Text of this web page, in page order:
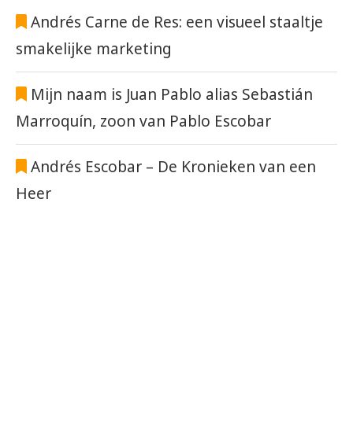
Andrés Carne de Res: een visueel staaltje
smakelijke marketing
Mijn naam is Juan Pablo alias Sebastián
Marroquín, zoon van Pablo Escobar
Andrés Escobar – De Kronieken van een
Heer